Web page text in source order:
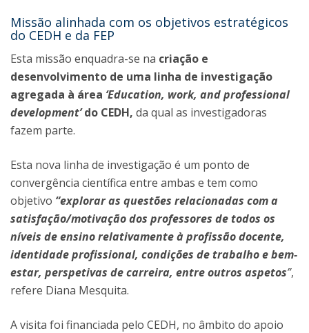
Missão alinhada com os objetivos estratégicos
do CEDH e da FEP
Esta missão enquadra-se na criação e
desenvolvimento de uma linha de investigação
agregada à área ‘Education, work, and professional
development’do CEDH, da qual as investigadoras
fazem parte.
Esta nova linha de investigação é um ponto de
convergência científica entre ambas e tem como
objetivo “explorar as questões relacionadas com a
satisfação/motivação dos professores de todos os
níveis de ensino relativamente à profissão docente,
identidade profissional, condições de trabalho e bem-
estar, perspetivas de carreira, entre outros aspetos”,
refere Diana Mesquita.
A visita foi financiada pelo CEDH, no âmbito do apoio